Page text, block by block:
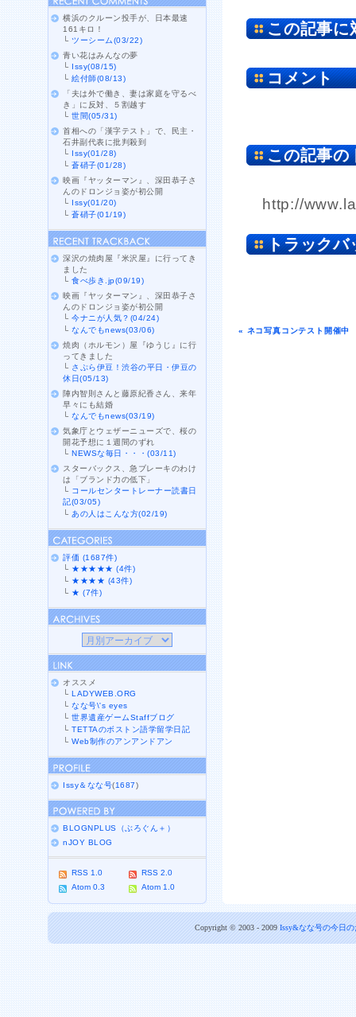
この記事に
コメント
この記事の
http://
トラックバ
« ネコ写真コンテスト開催中
横浜のクルーン投手が、日本最速
161キロ！
└ツーシーム(03/22)
青い花はみんなの夢
└ Issy(08/15)
└絵付師(08/13)
「夫は外で働き、妻は家庭を守るべ
き」に反対、５割越す
└世間(05/31)
首相への「漢字テスト」で、民主・
石井副代表に批判殺到
└ Issy(01/28)
└蒼硝子(01/28)
映画『ヤッターマン』、深田恭子さ
んのドロンジョ姿が初公開
└ Issy(01/20)
└蒼硝子(01/19)
深沢の焼肉屋『米沢屋』に行ってき
ました
└食べ歩き.jp(09/19)
映画『ヤッターマン』、深田恭子さ
んのドロンジョ姿が初公開
└今ナニが人気？(04/24)
└なんでもnews(03/06)
焼肉（ホルモン）屋『ゆうじ』に行
ってきました
└ さぷら伊豆！渋谷の平日・伊豆の
休日(05/13)
陣内智則さんと藤原紀香さん、来年
早々にも結婚
└なんでもnews(03/19)
気象庁とウェザーニューズで、桜の
開花予想に１週間のずれ
└NEWSな毎日・・・(03/11)
スターバックス、急ブレーキのわけ
は「ブランド力の低下」
└ コールセンタートレーナー読書日
記(03/05)
└ あの人はこんな方(02/19)
評価 (1687件)
└ ★★★★★ (4件)
└ ★★★★ (43件)
└ ★ (7件)
オススメ
└LADYWEB.ORG
└なな号\'s eyes
└世界遺産ゲームStaffブログ
└TETTAのボストン語学留学日記
└Web制作のアンアンドアン
Issy＆なな号(1687)
BLOGNPLUS（ぶろぐん＋）
nJOY BLOG
RSS 1.0
RSS 2.0
Atom 0.3
Atom 1.0
Copyright © 2003 - 2009 Issy&なな号の今日